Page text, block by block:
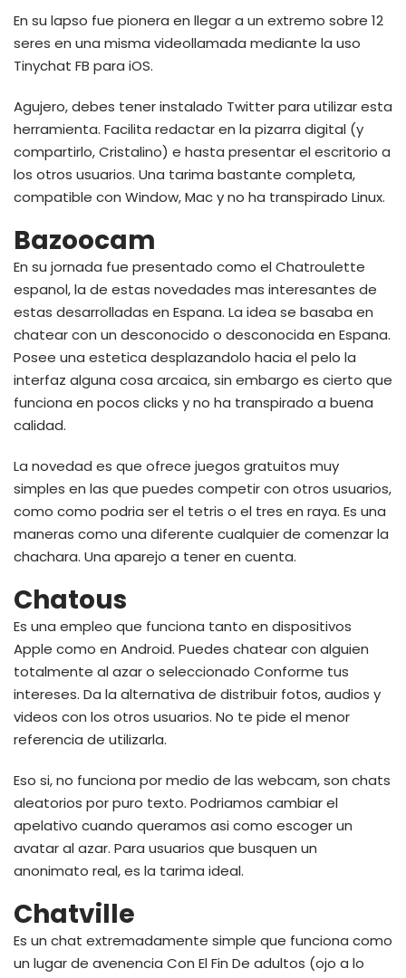
En su lapso fue pionera en llegar a un extremo sobre 12
seres en una misma videollamada mediante la uso
Tinychat FB para iOS.
Agujero, debes tener instalado Twitter para utilizar esta
herramienta. Facilita redactar en la pizarra digital (y
compartirlo, Cristalino) e hasta presentar el escritorio a
los otros usuarios. Una tarima bastante completa,
compatible con Window, Mac y no ha transpirado Linux.
Bazoocam
En su jornada fue presentado como el Chatroulette
espanol, la de estas novedades mas interesantes de
estas desarrolladas en Espana. La idea se basaba en
chatear con un desconocido o desconocida en Espana.
Posee una estetica desplazandolo hacia el pelo la
interfaz alguna cosa arcaica, sin embargo es cierto que
funciona en pocos clicks y no ha transpirado a buena
calidad.
La novedad es que ofrece juegos gratuitos muy
simples en las que puedes competir con otros usuarios,
como como podri­a ser el tetris o el tres en raya. Es una
maneras como una diferente cualquier de comenzar la
chachara. Una aparejo a tener en cuenta.
Chatous
Es una empleo que funciona tanto en dispositivos
Apple como en Android. Puedes chatear con alguien
totalmente al azar o seleccionado Conforme tus
intereses. Da la alternativa de distribuir fotos, audios y
videos con los otros usuarios. No te pide el menor
referencia de utilizarla.
Eso si, no funciona por medio de las webcam, son chats
aleatorios por puro texto. Podri­amos cambiar el
apelativo cuando queramos asi­ como escoger un
avatar al azar. Para usuarios que busquen un
anonimato real, es la tarima ideal.
Chatville
Es un chat extremadamente simple que funciona como
un lugar de avenencia Con El Fin De adultos (ojo a lo